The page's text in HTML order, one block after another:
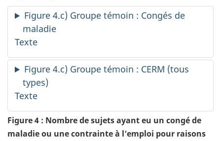
Figure 4.c) Groupe témoin : Congés de
maladie
Texte
Figure 4.c) Groupe témoin : CERM (tous
types)
Texte
Figure 4 : Nombre de sujets ayant eu un congé de
maladie ou une contrainte à l’emploi pour raisons